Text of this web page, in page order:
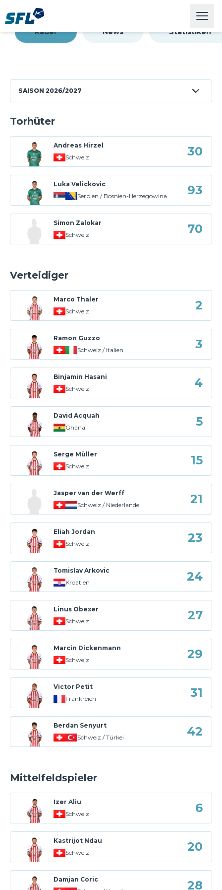
Swiss Football League
8450
Kader News Statistiken
SAISON 2026/2027
Torhüter
Andreas Hirzel
Schweiz
30
Luka Velickovic
Serbien / Bosnien-Herzegowina
93
Simon Zalokar
Schweiz
70
Verteidiger
Marco Thaler
Schweiz
2
Ramon Guzzo
Schweiz / Italien
3
Binjamin Hasani
Schweiz
4
David Acquah
Ghana
5
Serge Müller
Schweiz
15
Jasper van der Werff
Schweiz / Niederlande
21
Eliah Jordan
Schweiz
23
Tomislav Arkovic
Kroatien
24
Linus Obexer
Schweiz
27
Marcin Dickenmann
Schweiz
29
Victor Petit
Frankreich
31
Berdan Senyurt
Schweiz / Türkei
42
Mittelfeldspieler
Izer Aliu
Schweiz
6
Kastrijot Ndau
Schweiz
20
Damjan Coric
28